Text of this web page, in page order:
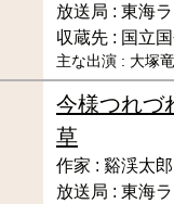
放送局 : 東海
収蔵先 : 国立
主な出演 : 大塚
今様つれづ
草
作家 : 谿渓太郎
放送局 : 東海